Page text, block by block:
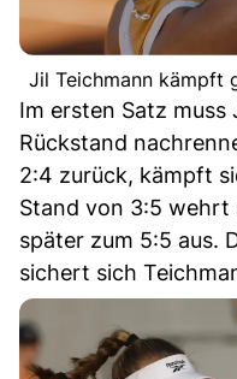
Jil Teichmann kämpft
Im ersten Satz muss
Rückstand
2:4 zurück, kämpft
Stand von 3:5 wehrt
später zum 5:5 aus.
sichert sich